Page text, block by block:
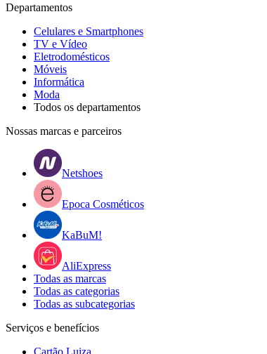
Departamentos
Celulares e Smartphones
TV e Vídeo
Eletrodomésticos
Móveis
Informática
Moda
Todos os departamentos
Nossas marcas e parceiros
Netshoes
Epoca Cosméticos
KaBuM!
AliExpress
Todas as marcas
Todas as categorias
Todas as subcategorias
Serviços e benefícios
Cartão Luiza